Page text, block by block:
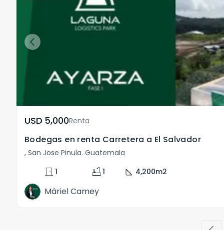
USD	5,000Renta
Bodegas en renta Carretera a El Salvador
, San Jose Pinula. Guatemala
door_front 1 bathtub1 square_foot 4,200m2
Máriel Camey